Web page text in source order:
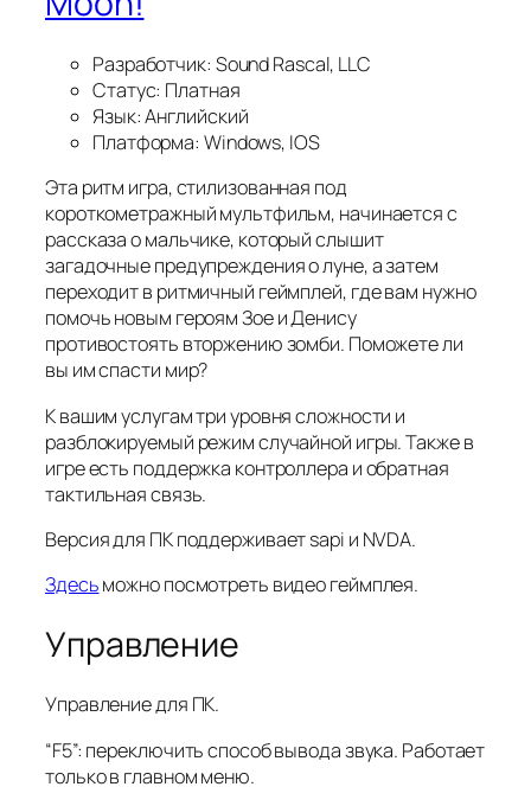
Разработчик: Sound Rascal, LLC
Статус: Платная
Язык: Английский
Платформа: Windows, IOS
Эта ритм игра, стилизованная под
короткометражный мультфильм, начинается с
рассказа о мальчике, который слышит
загадочные предупреждения о луне, а затем
переходит в ритмичный геймплей, где вам нужно
помочь новым героям Зое и Денису
противостоять вторжению зомби. Поможете ли
вы им спасти мир?
К вашим услугам три уровня сложности и
разблокируемый режим случайной игры. Также в
игре есть поддержка контроллера и обратная
тактильная связь.
Версия для ПК поддерживает sapi и NVDA.
Здесьможно посмотреть видео геймплея.
Управление
Управление для ПК.
“F5”: переключить способ вывода звука. Работает
только в главном меню.